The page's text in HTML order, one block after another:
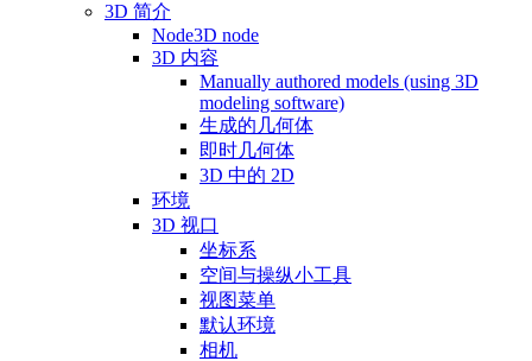
3D 简介
Node3D node
3D 内容
Manually authored models (using 3D
modeling software)
生成的几何体
即时几何体
3D 中的 2D
环境
3D 视口
坐标系
空间与操纵小工具
视图菜单
默认环境
相机